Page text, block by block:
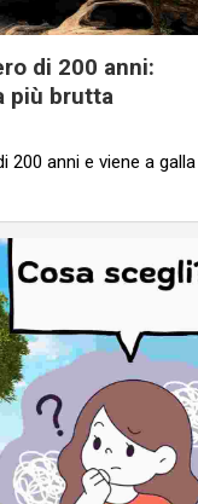
di 200 anni:
più brutta
200 anni e viene a galla